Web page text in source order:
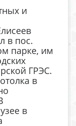
и
в пос.
парке, им
ГРЭС.
в
в